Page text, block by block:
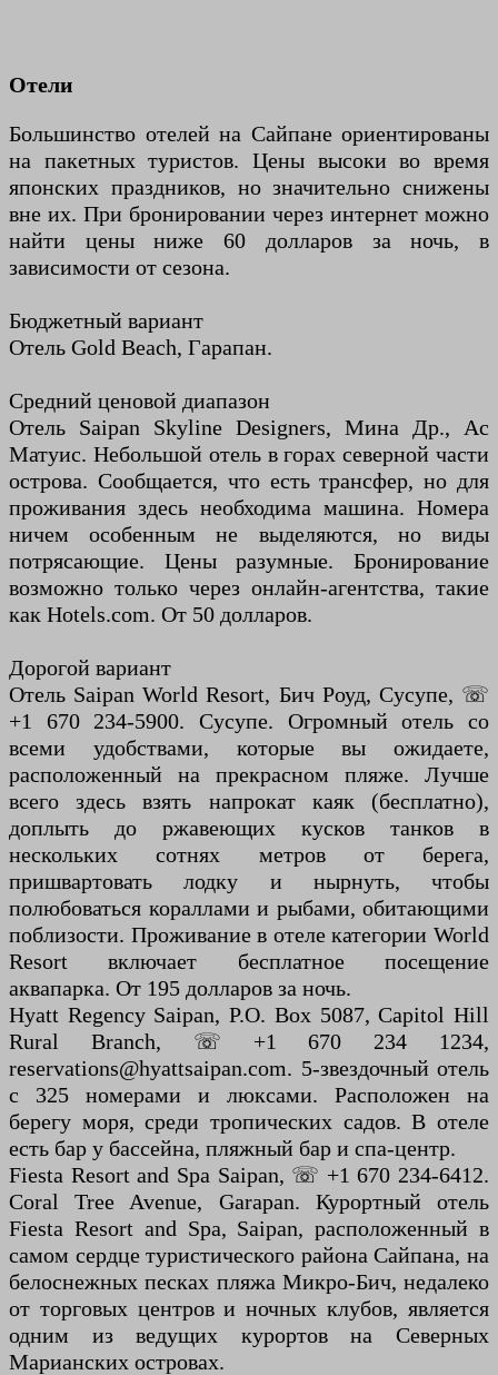
Отели
Большинство отелей на Сайпане ориентированы
на пакетных туристов. Цены высоки во время
японских праздников, но значительно снижены
вне их. При бронировании через интернет можно
найти цены ниже 60 долларов за ночь, в
зависимости от сезона.
Бюджетный вариант
Отель Gold Beach, Гарапан.
Средний ценовой диапазон
Отель Saipan Skyline Designers, Мина Др., Ас
Матуис. Небольшой отель в горах северной части
острова. Сообщается, что есть трансфер, но для
проживания здесь необходима машина. Номера
ничем особенным не выделяются, но виды
потрясающие. Цены разумные. Бронирование
возможно только через онлайн-агентства, такие
как Hotels.com. От 50 долларов.
Дорогой вариант
Отель Saipan World Resort, Бич Роуд, Сусупе, ☏
+1 670 234-5900. Сусупе. Огромный отель со
всеми удобствами, которые вы ожидаете,
расположенный на прекрасном пляже. Лучше
всего здесь взять напрокат каяк (бесплатно),
доплыть до ржавеющих кусков танков в
нескольких сотнях метров от берега,
пришвартовать лодку и нырнуть, чтобы
полюбоваться кораллами и рыбами, обитающими
поблизости. Проживание в отеле категории World
Resort включает бесплатное посещение
аквапарка. От 195 долларов за ночь.
Hyatt Regency Saipan, P.O. Box 5087, Capitol Hill
Rural Branch, ☏ +1 670 234 1234,
reservations@hyattsaipan.com. 5-звездочный отель
с 325 номерами и люксами. Расположен на
берегу моря, среди тропических садов. В отеле
есть бар у бассейна, пляжный бар и спа-центр.
Fiesta Resort and Spa Saipan, ☏ +1 670 234-6412.
Coral Tree Avenue, Garapan. Курортный отель
Fiesta Resort and Spa, Saipan, расположенный в
самом сердце туристического района Сайпана, на
белоснежных песках пляжа Микро-Бич, недалеко
от торговых центров и ночных клубов, является
одним из ведущих курортов на Северных
Марианских островах.